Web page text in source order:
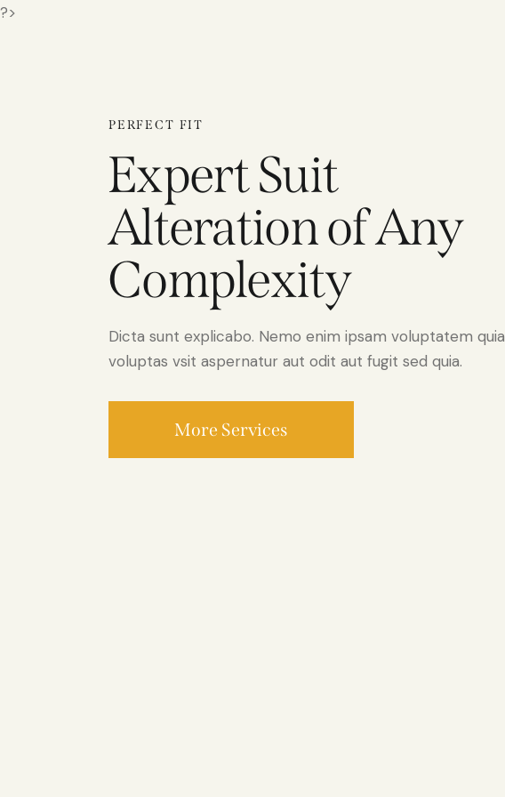
?>
PERFECT FIT
Expert Suit
Alteration of Any
Complexity
Dicta sunt explicabo. Nemo enim ipsam voluptatem quia
voluptas vsit aspernatur aut odit aut fugit sed quia.
More Services